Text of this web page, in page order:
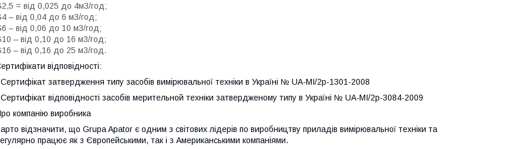
= від 0,025 до 4м3/год;
– від 0,04 до 6 м3/год;
– від 0,06 до 10 м3/год;
– від 0,10 до 16 м3/год;
– від 0,16 до 25 м3/год.
відповідності:
затвердження типу засобів вимірювальної техніки в Україні № UA-MI/2p-1301-2008
відповідності засобів мерительной техніки затвердженому типу в Україні № UA-MI/2p-3084-2009
компанію виробника
відзначити, що Grupa Apator є одним з світових лідерів по виробництву приладів вимірювальної техніки та
працює як з Європейськими, так і з Американськими компаніями.